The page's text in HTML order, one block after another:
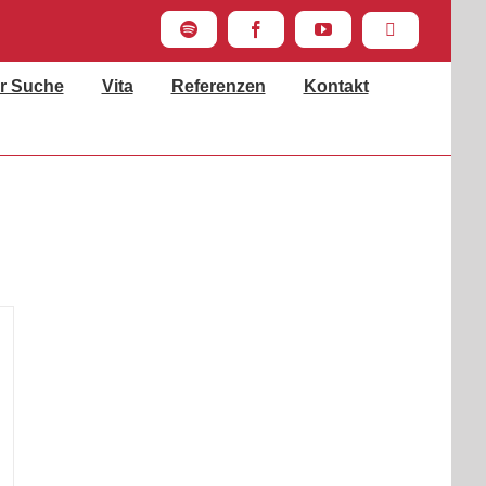
Spotify FacebookYouTube Instagram
Suche Vita Referenzen Kontakt